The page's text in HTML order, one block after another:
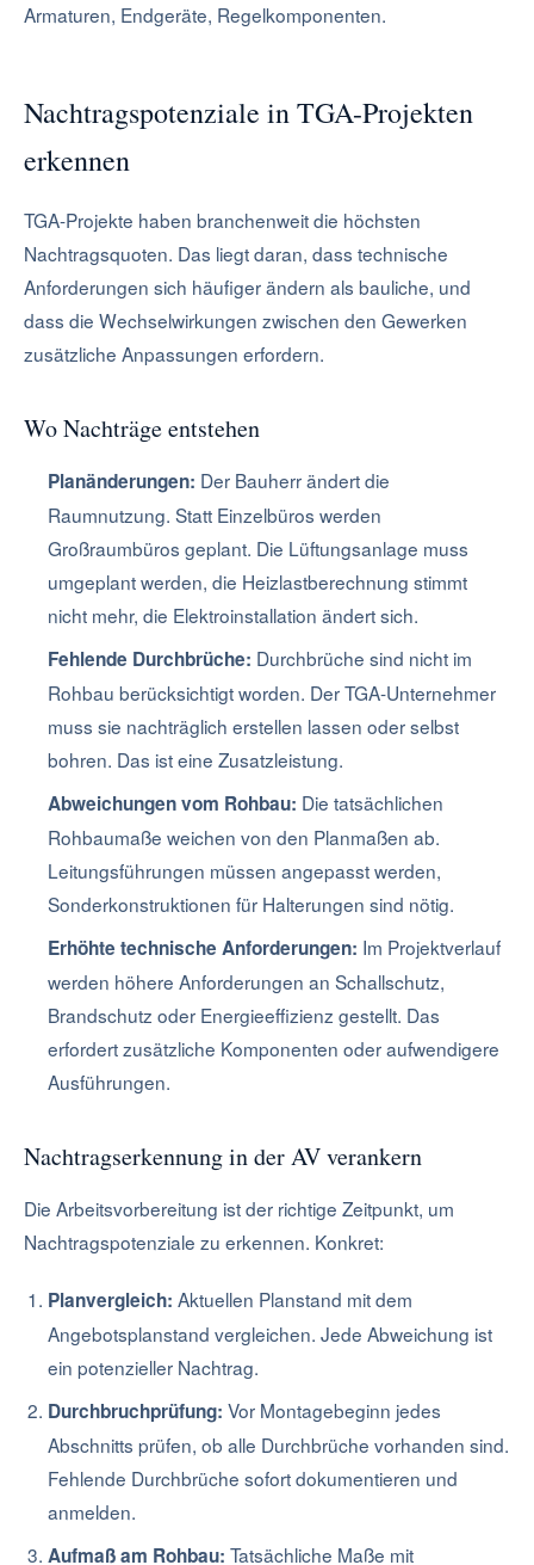
Armaturen, Endgeräte, Regelkomponenten.
Nachtragspotenziale in TGA-Projekten
erkennen
TGA-Projekte haben branchenweit die höchsten
Nachtragsquoten. Das liegt daran, dass technische
Anforderungen sich häufiger ändern als bauliche, und
dass die Wechselwirkungen zwischen den Gewerken
zusätzliche Anpassungen erfordern.
Wo Nachträge entstehen
Planänderungen: Der Bauherr ändert die
Raumnutzung. Statt Einzelbüros werden
Großraumbüros geplant. Die Lüftungsanlage muss
umgeplant werden, die Heizlastberechnung stimmt
nicht mehr, die Elektroinstallation ändert sich.
Fehlende Durchbrüche: Durchbrüche sind nicht im
Rohbau berücksichtigt worden. Der TGA-Unternehmer
muss sie nachträglich erstellen lassen oder selbst
bohren. Das ist eine Zusatzleistung.
Abweichungen vom Rohbau: Die tatsächlichen
Rohbaumaße weichen von den Planmaßen ab.
Leitungsführungen müssen angepasst werden,
Sonderkonstruktionen für Halterungen sind nötig.
Erhöhte technische Anforderungen: Im Projektverlauf
werden höhere Anforderungen an Schallschutz,
Brandschutz oder Energieeffizienz gestellt. Das
erfordert zusätzliche Komponenten oder aufwendigere
Ausführungen.
Nachtragserkennung in der AV verankern
Die Arbeitsvorbereitung ist der richtige Zeitpunkt, um
Nachtragspotenziale zu erkennen. Konkret:
Planvergleich: Aktuellen Planstand mit dem
Angebotsplanstand vergleichen. Jede Abweichung ist
ein potenzieller Nachtrag.
Durchbruchprüfung: Vor Montagebeginn jedes
Abschnitts prüfen, ob alle Durchbrüche vorhanden sind.
Fehlende Durchbrüche sofort dokumentieren und
anmelden.
Aufmaß am Rohbau: Tatsächliche Maße mit